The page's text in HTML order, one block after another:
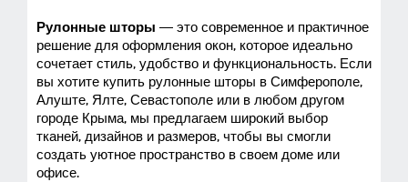
Рулонные шторы — это современное и практичное
решение для оформления окон, которое идеально
сочетает стиль, удобство и функциональность. Если
вы хотите купить рулонные шторы в Симферополе,
Алуште, Ялте, Севастополе или в любом другом
городе Крыма, мы предлагаем широкий выбор
тканей, дизайнов и размеров, чтобы вы смогли
создать уютное пространство в своем доме или
офисе.